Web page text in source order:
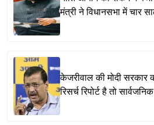
मंत्री ने विधानसभा में चार
केजरीवाल की मोदी सरकार
रिसर्च रिपोर्ट है तो